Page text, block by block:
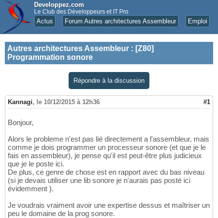
Developpez.com
Le Club des Développeurs et IT Pro
Actus Forum Autres architectures Assembleur Emploi
Autres architectures Assembleur : [Z80]
Programmation sonore
Répondre à la discussion
Kannagi, le 10/12/2015 à 12h36 #1
Bonjour,
Alors le probleme n'est pas lié directement a l'assembleur, mais
comme je dois programmer un processeur sonore (et que je le
fais en assembleur), je pense qu'il est peut-être plus judicieux
que je le poste ici.
De plus, ce genre de chose est en rapport avec du bas niveau
(si je devais utiliser une lib sonore je n'aurais pas posté ici
évidemment ).
Je voudrais vraiment avoir une expertise dessus et maîtriser un
peu le domaine de la prog sonore.